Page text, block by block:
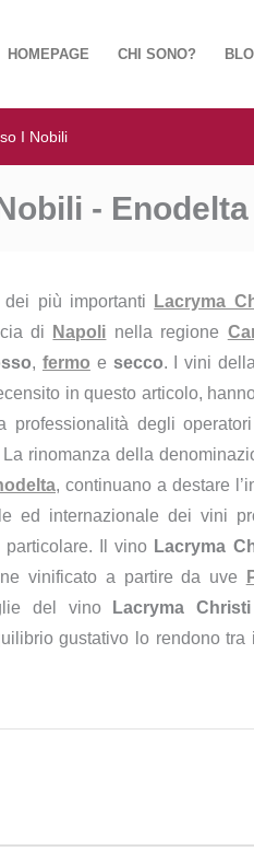
HOMEPAGE CHI SONO?
I Nobili
- Enodelta
più importanti Lacryma
di Napoli nella regione
, fermo e secco. I vini
in questo articolo,
degli
La rinomanza della
, continuano a destare
ed internazionale dei vini
Il vino Lacryma
vinificato a partire da uve
del vino Lacryma
gustativo lo rendono